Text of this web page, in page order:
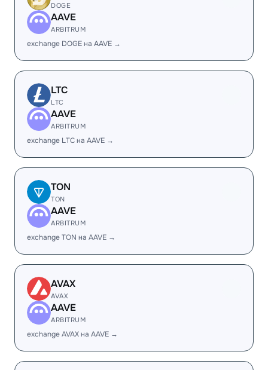
DOGE
AAVE
ARBITRUM
exchange DOGE на AAVE →
LTC
LTC
AAVE
ARBITRUM
exchange LTC на AAVE →
TON
TON
AAVE
ARBITRUM
exchange TON на AAVE →
AVAX
AVAX
AAVE
ARBITRUM
exchange AVAX на AAVE →